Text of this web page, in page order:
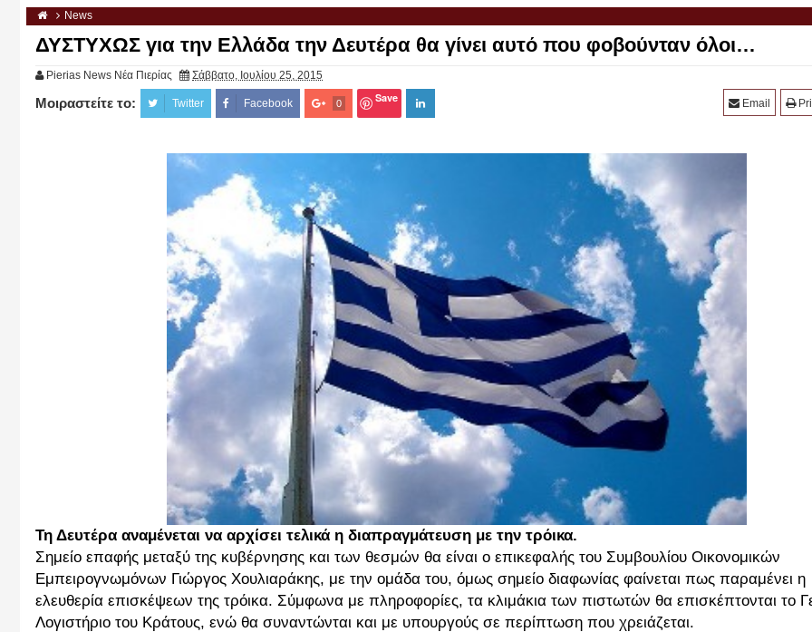
03 Αυγ
News
ΔΥΣΤΥΧΩΣ για την Ελλάδα την Δευτέρα θα γίνει αυτό που φοβούνταν όλοι…
Pierias News Νέα Πιερίας Σάββατο, Ιουλίου 25, 2015
Μοιραστείτε το: Twitter Facebook 0 Save Email
Τη Δευτέρα αναμένεται να αρχίσει τελικά η διαπραγμάτευση με την τρόικα.
Σημείο επαφής μεταξύ της κυβέρνησης και των θεσμών θα είναι ο επικεφαλής του Συμβουλίου Οικονομικών
Εμπειρογνωμόνων Γιώργος Χουλιαράκης, με την ομάδα του, όμως σημείο διαφωνίας φαίνεται πως παραμένει η
ελευθερία επισκέψεων της τρόικα. Σύμφωνα με πληροφορίες, τα κλιμάκια των πιστωτών θα επισκέπτονται το
Λογιστήριο του Κράτους, ενώ θα συναντώνται και με υπουργούς σε περίπτωση που χρειάζεται.